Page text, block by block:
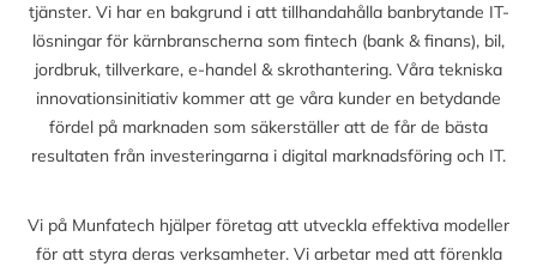
tjänster. Vi har en bakgrund i att tillhandahålla banbrytande IT-
lösningar för kärnbranscherna som fintech (bank & finans), bil,
jordbruk, tillverkare, e-handel & skrothantering. Våra tekniska
innovationsinitiativ kommer att ge våra kunder en betydande
fördel på marknaden som säkerställer att de får de bästa
resultaten från investeringarna i digital marknadsföring och IT.
Vi på Munfatech hjälper företag att utveckla effektiva modeller
för att styra deras verksamheter. Vi arbetar med att förenkla